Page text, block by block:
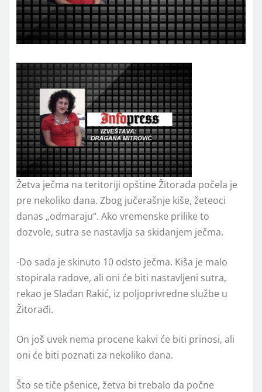
Žetva ječma na teritoriji opštine Žitorađa počela je
pre nekoliko dana. Zbog jučerašnje kiše, žeteoci
danas „odmaraju“. Ako vremenske prilike to
dozvole, sutra se nastavlja sa skidanjem ječma.
-Do sada je skinuto 10 odsto ječma. Kiša je malo
stopirala radove, ali oni će biti nastavljeni sutra,
rekao je Slađan Rakić, iz poljoprivredne službe u
Žitorađi.
On još uvek nema procene kakvi će biti prinosi, ali
oni će biti poznati za nekoliko dana.
Što se tiče pšenice, žetva bi trebalo da počne